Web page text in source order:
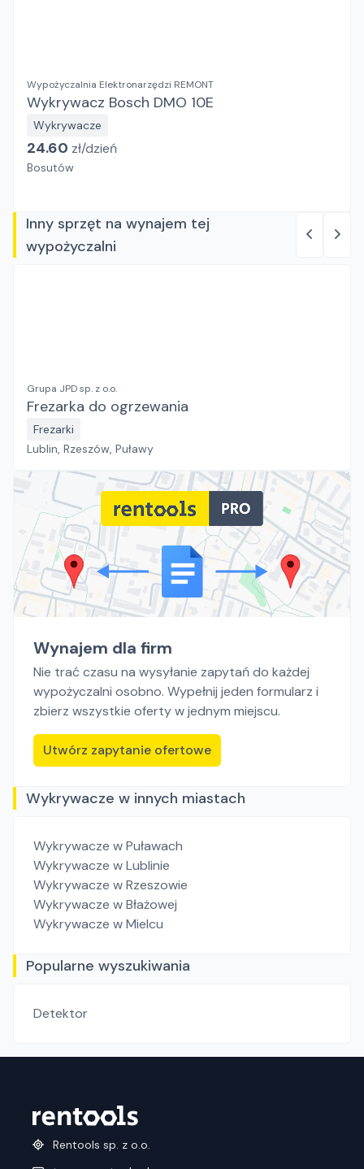
Wypożyczalnia Elektronarzędzi REMONT
Wykrywacz Bosch DMO 10E
Wykrywacze
24.60 zł/dzień
Bosutów
Inny sprzęt na wynajem tej
wypożyczalni
Grupa JPD sp. z o.o.
Frezarka do ogrzewania
Frezarki
Lublin, Rzeszów, Puławy
Wynajem dla firm
Nie trać czasu na wysyłanie zapytań do każdej
wypożyczalni osobno. Wypełnij jeden formularz i
zbierz wszystkie oferty w jednym miejscu.
Utwórz zapytanie ofertowe
Wykrywacze w innych miastach
Wykrywacze w Puławach
Wykrywacze w Lublinie
Wykrywacze w Rzeszowie
Wykrywacze w Błażowej
Wykrywacze w Mielcu
Popularne wyszukiwania
Detektor
Rentools sp. z o.o.